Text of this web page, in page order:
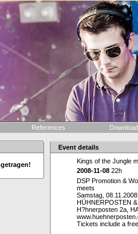
References
Event details
Kings of the Jungle
2008-11-08 22h
DSP Promotion &
meets
Samstag,
HÜHNERPOSTEN
H?hnerposten 2a,
Tickets include a